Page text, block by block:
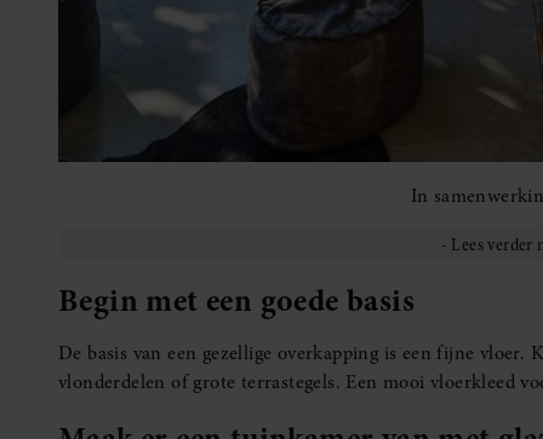
In
Begin met een goede basis
De basis van een gezellige overkapping is een fijne vloer.
vlonderdelen of grote terrastegels. Een mooi vloerkleed